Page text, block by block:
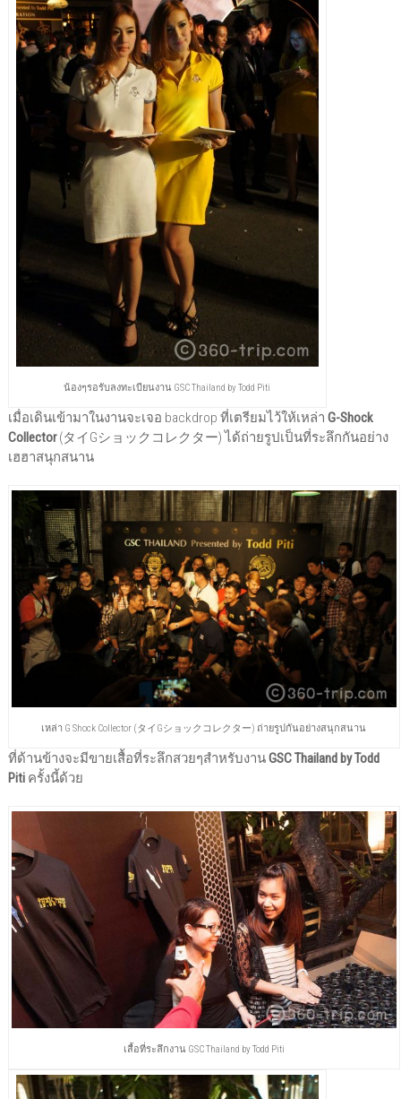
น้องๆรอรับลงทะเบียนงาน GSC Thailand by Todd Piti
เมื่อเดินเข้ามาในงานจะเจอ backdrop ที่เตรียมไว้ให้เหล่า G-Shock
Collector(タイGショックコレクター) ได้ถ่ายรูปเป็นที่ระลึกกันอย่าง
เฮฮาสนุกสนาน
เหล่า G Shock Collector (タイGショックコレクター) ถ่ายรูปกันอย่างสนุกสนาน
ที่ด้านข้างจะมีขายเสื้อที่ระลึกสวยๆสำหรับงานGSC Thailand by Todd
Pitiครั้งนี้ด้วย
เสื้อที่ระลึกงาน GSC Thailand by Todd Piti